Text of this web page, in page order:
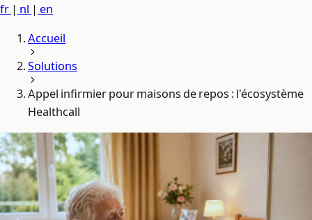
fr | nl | en
Accueil
Solutions
Appel infirmier pour maisons de repos : l'écosystème
Healthcall